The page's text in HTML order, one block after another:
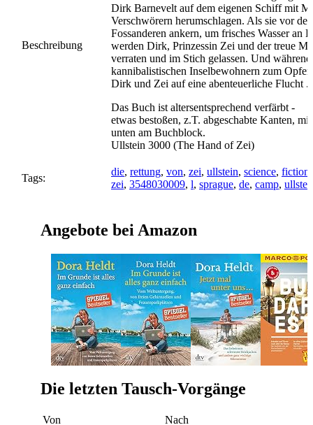
Beschreibung
Dirk Barnevelt auf dem eigenen Schiff mit
Verschwörern herumschlagen. Als sie vor
Fossanderen ankern, um frisches Wasser an
werden Dirk, Prinzessin Zei und der treue
verraten und im Stich gelassen. Und
kannibalistischen Inselbewohnern zum
Dirk und Zei auf eine abenteuerliche Flucht
Das Buch ist altersentsprechend verfärbt -
etwas bestoßen, z.T. abgeschabte Kanten,
unten am Buchblock.
Ullstein 3000 (The Hand of Zei)
Tags:
die, rettung, von, zei, ullstein, science, fiction
zei, 3548030009, l, sprague, de, camp,
Angebote bei Amazon
Die letzten Tausch-Vorgänge
Von Nach